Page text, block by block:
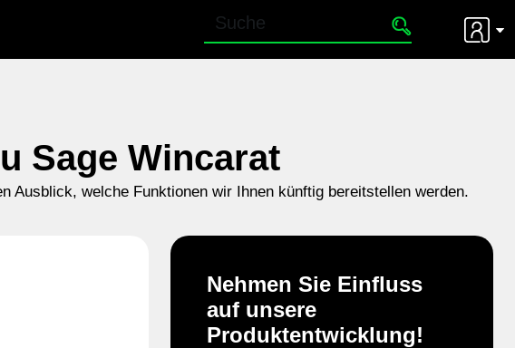
Sage Wincarat
Ausblick, welche Funktionen wir Ihnen künftig bereitstellen werden.
Nehmen Sie Einfluss
auf unsere
Produktentwicklung!